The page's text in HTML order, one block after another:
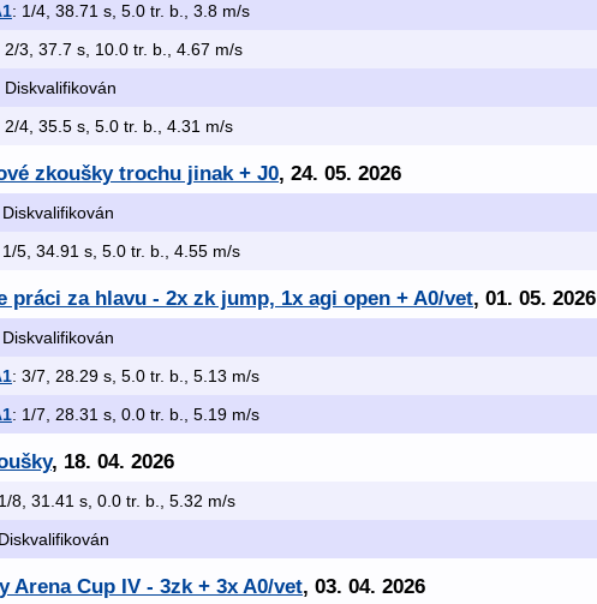
: 1/4, 38.71 s, 5.0 tr. b., 3.8 m/s
2/3, 37.7 s, 10.0 tr. b., 4.67 m/s
Diskvalifikován
2/4, 35.5 s, 5.0 tr. b., 4.31 m/s
zkoušky trochu jinak + J0, 24. 05. 2026
Diskvalifikován
1/5, 34.91 s, 5.0 tr. b., 4.55 m/s
práci za hlavu - 2x zk jump, 1x agi open + A0/vet, 01. 05. 2026
Diskvalifikován
: 3/7, 28.29 s, 5.0 tr. b., 5.13 m/s
: 1/7, 28.31 s, 0.0 tr. b., 5.19 m/s
, 18. 04. 2026
8, 31.41 s, 0.0 tr. b., 5.32 m/s
Arena Cup IV - 3zk + 3x A0/vet, 03. 04. 2026